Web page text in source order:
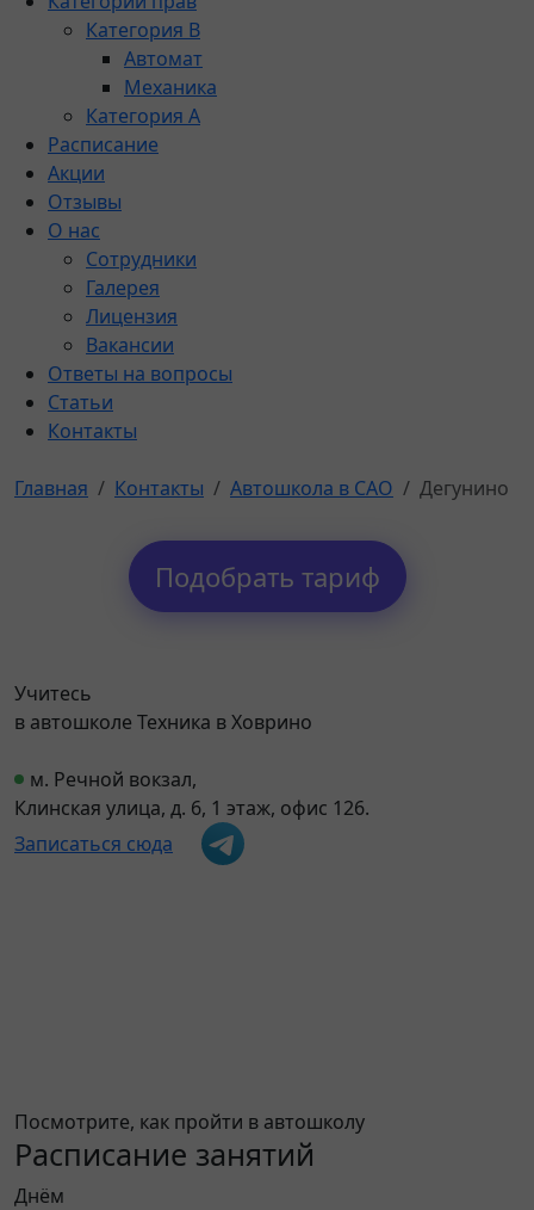
Категория B
Автомат
Механика
Категория A
Расписание
Акции
Отзывы
О нас
Сотрудники
Галерея
Лицензия
Вакансии
Ответы на вопросы
Статьи
Контакты
Главная Контакты Автошкола в САО Дегунино
Подобрать тариф
Учитесь
в автошколе Техника в Ховрино
м. Речной вокзал,
Клинская улица, д. 6, 1 этаж, офис 126.
Записаться сюда
Посмотрите, как пройти в автошколу
Расписание занятий
Днём